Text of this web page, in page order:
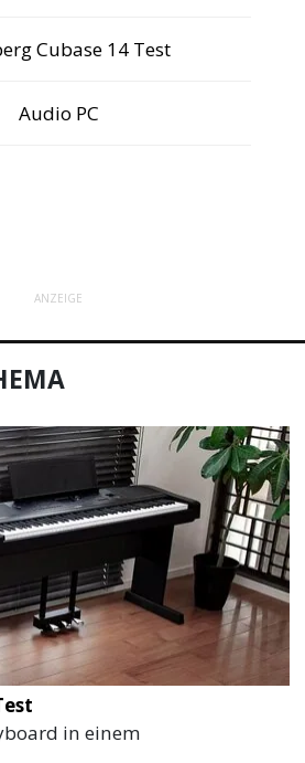
Cubase 14 Test
Audio PC
ANZEIGE
in einem